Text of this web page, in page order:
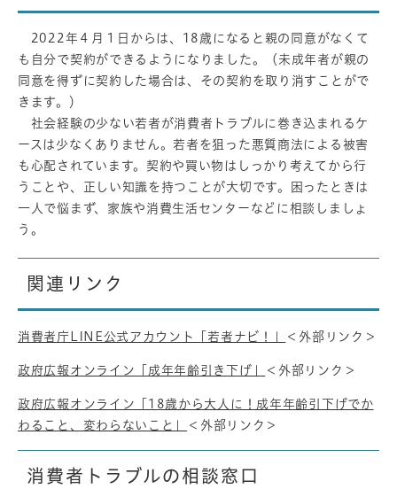
2022年４月１日からは、18歳になると親の同意がなくて
も自分で契約ができるようになりました。（未成年者が親の
同意を得ずに契約した場合は、その契約を取り消すことがで
きます。）
社会経験の少ない若者が消費者トラブルに巻き込まれるケ
ースは少なくありません。若者を狙った悪質商法による被害
も心配されています。契約や買い物はしっかり考えてから行
うことや、正しい知識を持つことが大切です。困ったときは
一人で悩まず、家族や消費生活センターなどに相談しましょ
う。
関連リンク
消費者庁LINE公式アカウント「若者ナビ！」 ＜外部リンク＞
政府広報オンライン「成年年齢引き下げ」 ＜外部リンク＞
政府広報オンライン「18歳から大人に！成年年齢引下げでか
わること、変わらないこと」
＜外部リンク＞
消費者トラブルの相談窓口